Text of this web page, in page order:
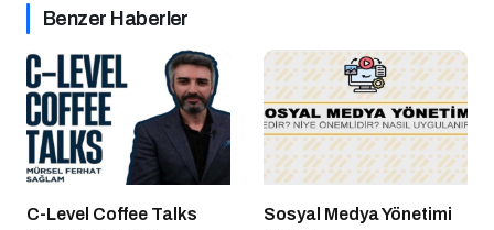
Benzer Haberler
C-Level Coffee Talks
Sosyal Medya Yönetimi